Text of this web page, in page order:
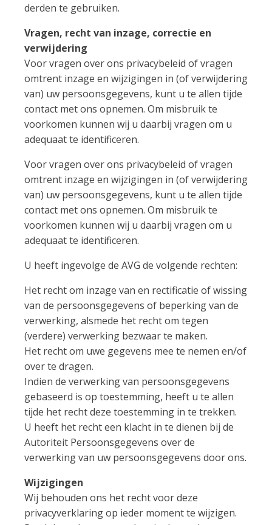
derden te gebruiken.
Vragen, recht van inzage, correctie en
verwijdering
Voor vragen over ons privacybeleid of vragen
omtrent inzage en wijzigingen in (of verwijdering
van) uw persoonsgegevens, kunt u te allen tijde
contact met ons opnemen. Om misbruik te
voorkomen kunnen wij u daarbij vragen om u
adequaat te identificeren.
Voor vragen over ons privacybeleid of vragen
omtrent inzage en wijzigingen in (of verwijdering
van) uw persoonsgegevens, kunt u te allen tijde
contact met ons opnemen. Om misbruik te
voorkomen kunnen wij u daarbij vragen om u
adequaat te identificeren.
U heeft ingevolge de AVG de volgende rechten:
Het recht om inzage van en rectificatie of wissing
van de persoonsgegevens of beperking van de
verwerking, alsmede het recht om tegen
(verdere) verwerking bezwaar te maken.
Het recht om uwe gegevens mee te nemen en/of
over te dragen.
Indien de verwerking van persoonsgegevens
gebaseerd is op toestemming, heeft u te allen
tijde het recht deze toestemming in te trekken.
U heeft het recht een klacht in te dienen bij de
Autoriteit Persoonsgegevens over de
verwerking van uw persoonsgegevens door ons.
Wijzigingen
Wij behouden ons het recht voor deze
privacyverklaring op ieder moment te wijzigen.